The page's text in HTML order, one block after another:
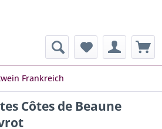
Frankreich
Côtes de Beaune